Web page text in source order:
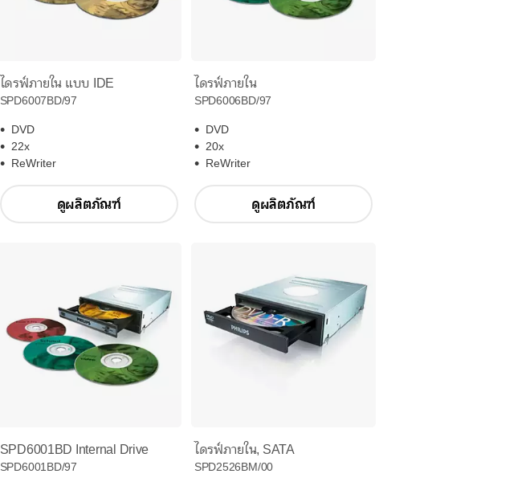
ไดรฟ์ภายใน แบบ IDE
SPD6007BD/97
DVD
22x
ReWriter
ดูผลิตภัณฑ์
ไดรฟ์ภายใน
SPD6006BD/97
DVD
20x
ReWriter
ดูผลิตภัณฑ์
SPD6001BD Internal Drive
SPD6001BD/97
ไดรฟ์ภายใน, SATA
SPD2526BM/00